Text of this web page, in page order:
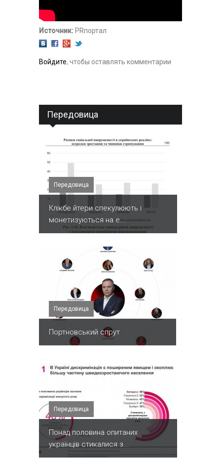
Источник: PRпортал
Войдите, чтобы оставлять комментарии
Передовица
Передовица
Клікбе йтери спекулюють і
монетизуються на е...
Передовица
Портновський спрут
Передовица
Понад половина опитаних
українців стикалися з...